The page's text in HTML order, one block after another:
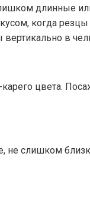
длинные
когда резцы
в
цвета.
не слишком